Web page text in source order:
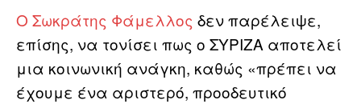
Ο Σωκράτης Φάμελλος δεν παρέλειψε,
επίσης, να τονίσει πως ο ΣΥΡΙΖΑ αποτελεί
μια κοινωνική ανάγκη, καθώς «πρέπει να
έχουμε ένα αριστερό, προοδευτικό